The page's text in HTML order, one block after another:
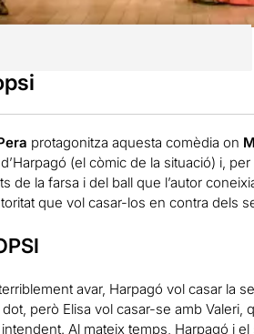
protagonitza aquesta comèdia on
(el còmic de la situació) i,
de la farsa i del ball que l’autor
que vol casar-los en contra dels
avar, Harpagó vol casar la
però Elisa vol casar-se amb Valeri,
Al mateix temps, Harpagó i